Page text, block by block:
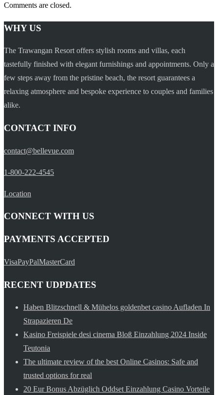
Comments are closed.
WHY US
The Trawangan Resort offers stylish rooms and villas, each
tastefully finished with elegant furnishings and appointments. Only a
few steps away from the pristine beach, the resort guarantees a
relaxing atmosphere and bespoke experience to couples and families
alike.
CONTACT INFO
contact@bellevue.com
1-800-222-4545
Location
CONNECT WITH US
PAYMENTS ACCEPTED
VisaPayPalMasterCard
RECENT UDPDATES
Haben Blitzschnell & Mühelos goldenbet casino Aufladen In
Strapazieren De
Kasino Freispiele desi cinema Bloß Einzahlung 2024 Inside
Teutonia
The ultimate review of the best Online Casinos: Safe and
trusted options for real
20 Eur Bonus Abzüglich Oddset Einzahlung Casino Vorteile